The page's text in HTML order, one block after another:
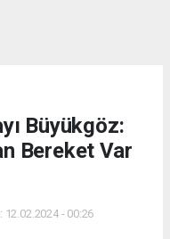
Büyükgöz:
Bereket Var
12.02.2024 - 00:26